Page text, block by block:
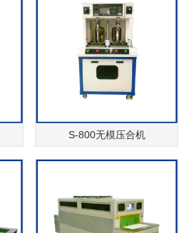
S-800无模压合机